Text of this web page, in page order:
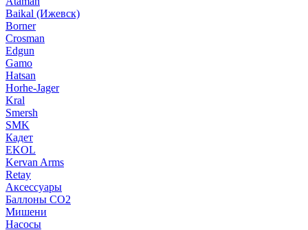
Baikal (Ижевск)
Borner
Crosman
Edgun
Gamo
Hatsan
Horhe-Jager
Kral
Smersh
SMK
Кадет
EKOL
Kervan Arms
Retay
Аксессуары
Баллоны СО2
Мишени
Насосы